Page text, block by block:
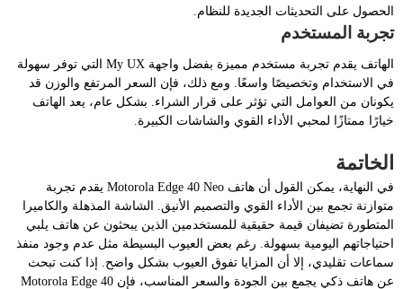
الحصول على التحديثات الجديدة للنظام.
تجربة المستخدم
الهاتف يقدم تجربة مستخدم مميزة بفضل واجهة My UX التي توفر سهولة
في الاستخدام وتخصيصًا واسعًا. ومع ذلك، فإن السعر المرتفع والوزن قد
يكونان من العوامل التي تؤثر على قرار الشراء. بشكل عام، يعد الهاتف
خيارًا ممتازًا لمحبي الأداء القوي والشاشات الكبيرة.
الخاتمة
في النهاية، يمكن القول أن هاتف Motorola Edge 40 Neo يقدم تجربة
متوازنة تجمع بين الأداء القوي والتصميم الأنيق. الشاشة المذهلة والكاميرا
المتطورة تضيفان قيمة حقيقية للمستخدمين الذين يبحثون عن هاتف يلبي
احتياجاتهم اليومية بسهولة. رغم بعض العيوب البسيطة مثل عدم وجود منفذ
سماعات تقليدي، إلا أن المزايا تفوق العيوب بشكل واضح. إذا كنت تبحث
عن هاتف ذكي يجمع بين الجودة والسعر المناسب، فإن Motorola Edge 40